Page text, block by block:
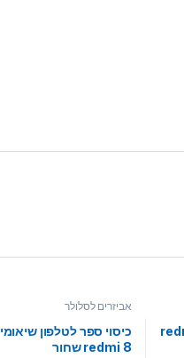
אביזרים לסלולר
כיסוי ספר לטלפון שיאומי
redmi 8 שחור